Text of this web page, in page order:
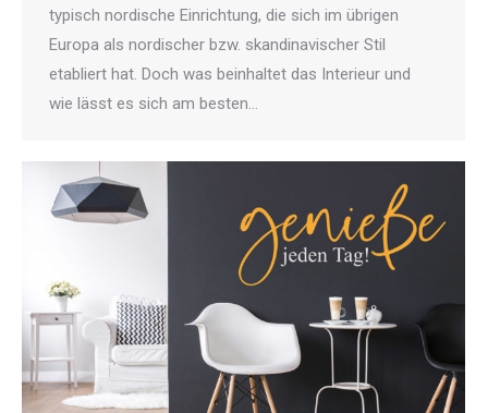
typisch nordische Einrichtung, die sich im übrigen
Europa als nordischer bzw. skandinavischer Stil
etabliert hat. Doch was beinhaltet das Interieur und
wie lässt es sich am besten…